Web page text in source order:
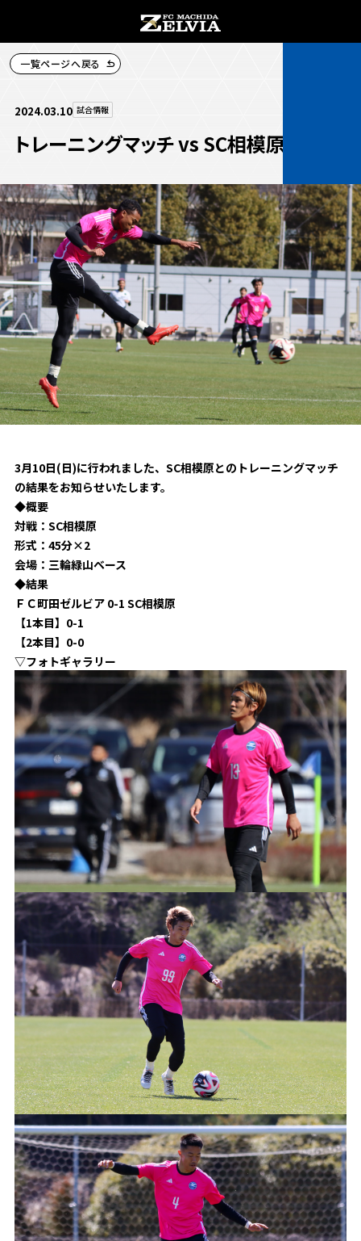
お知らせ
お知らせトップ
TOPチーム
試合情報
チケット
イベント
ファンクラブ
メディア
ホームタウン活動
アカデミー
その他
試合情報
試合情報トップ
試合データ
試合日程・結果
順位表・ゴールランキング
観戦する
観戦するトップ
チケットを買う
チケット購入
チケット購入手順
チケット販売スケジュール
️スタジアムを知る
スタジアムアクセス
スタジアムマップ
観戦方法を知る
スタジアム観戦ガイド
観戦マナー＆ルール
ビジターサポーターの皆様へ
車イスでの観戦
試合運営管理規程
クラブを知る
クラブを知るトップ
選手・スタッフ紹介
ファンになるトップ
ファンクラブ
クラブゼルビスタへの入会
シーズンシート
ＦＣ町田ゼルビアをサポート
トレーニングの見学・ファンサービス
ボランティア
ＦＣ町田ゼルビアカレンダー
三輪緑山ベースを利用
三輪緑山ベースご利用案内
グッズを買う
グッズを買うトップ
オンラインストア
ユニフォーム
ホームタウン
ホームタウントップ
ゼルビアアシスト募集
ゼルビアアシスト協賛企業一覧
ゼル塾
ＦＣ町田ゼルビアスポーツクラブ
ＦＣ町田ゼルビアアカデミー
ゼルビアフットサルパーク
パートナー
パートナートップ
パートナー企業一覧
お問い合わせ利用規約 肖像権・ロゴについて プライバシ
FOLLOW
一覧ページへ戻る
2024.03.10 試合情報
トレーニングマッチ vs SC相模原 結果
3月10日(日)に行われました、SC相模原とのトレーニングマッチ
の結果をお知らせいたします。
◆概要
対戦：SC相模原
形式：45分×2
会場：三輪緑山ベース
◆結果
ＦＣ町田ゼルビア 0-1 SC相模原
【1本目】0-1
【2本目】0-0
▽フォトギャラリー